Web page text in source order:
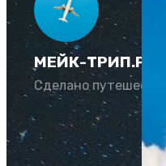
МЕЙК-ТРИП.РУ
Сделано